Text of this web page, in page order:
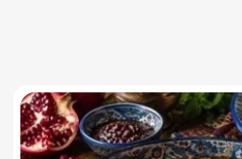
پنکیک با شیره انگور؛ صبحانه‌ای سالم و انرژی‌بخش